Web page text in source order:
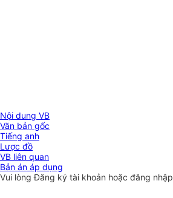
Nội dung VB
Văn bản gốc
Tiếng anh
Lược đồ
VB liên quan
Bản án áp dụng
Vui lòngĐăng ký tài khoản hoặc đăng nhập